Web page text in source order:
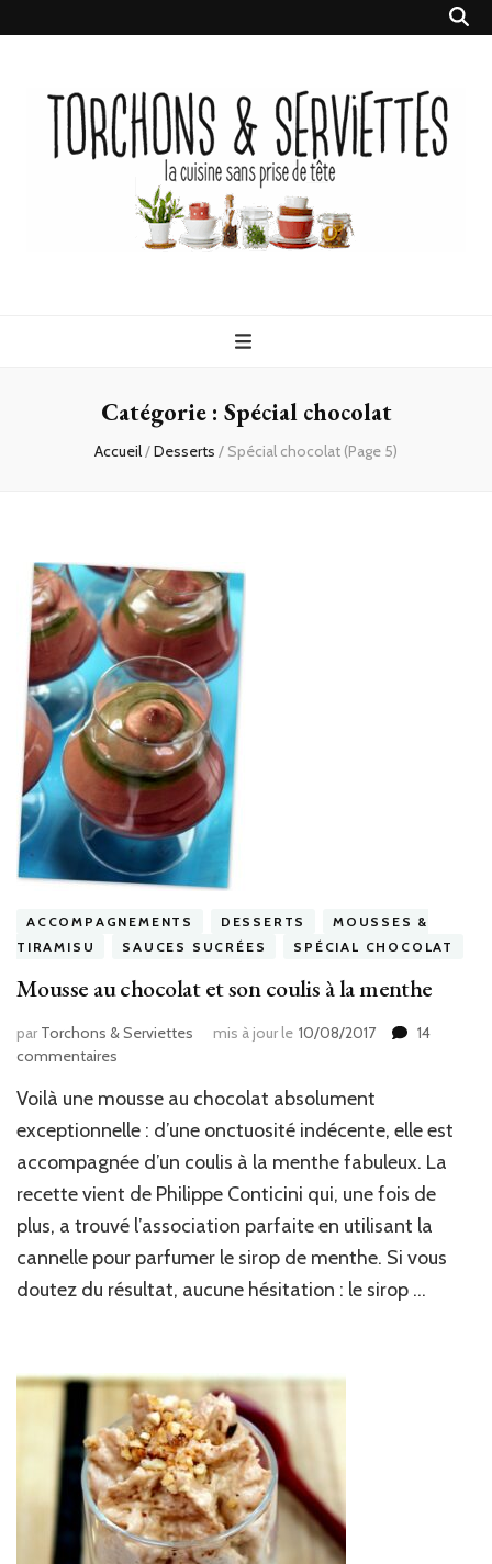
Serviettes
Catégorie : Spécial chocolat
Accueil/Desserts / Spécial chocolat (Page 5)
ACCOMPAGNEMENTS DESSERTS
MOUSSES &
TIRAMISU
SAUCES SUCRÉES SPÉCIAL CHOCOLAT
Mousse au chocolat et son coulis à la menthe
par Torchons & Serviettes mis à jour le 10/08/2017
14
commentaires
au
chocolat
son
coulis
à
la
menthe
Voilà une mousse au chocolat absolument
exceptionnelle : d’une onctuosité indécente, elle est
accompagnée d’un coulis à la menthe fabuleux. La
recette vient de Philippe Conticini qui, une fois de
plus, a trouvé l’association parfaite en utilisant la
cannelle pour parfumer le sirop de menthe. Si vous
doutez du résultat, aucune hésitation : le sirop …